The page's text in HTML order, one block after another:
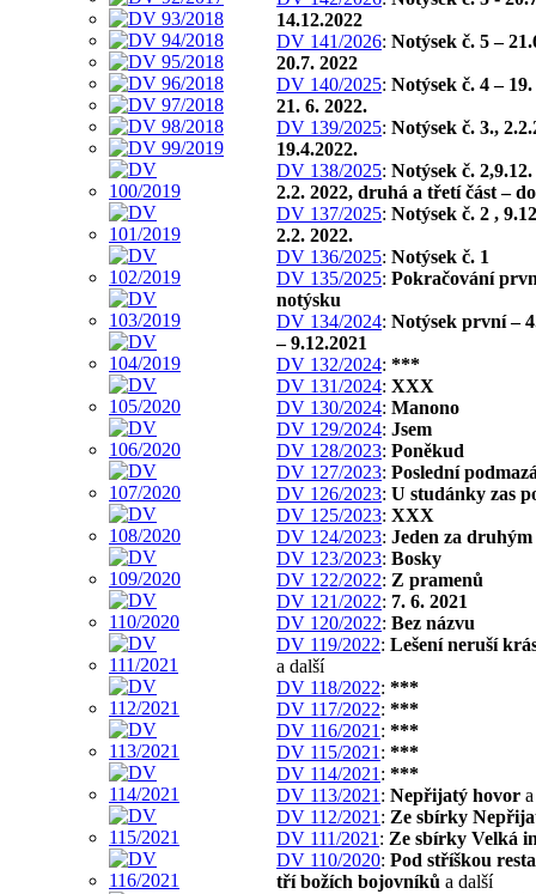
14.12.2022
DV 141/2026: Notýsek č. 5 –
20.7. 2022
DV 140/2025: Notýsek č. 4 –
21. 6. 2022.
DV 139/2025: Notýsek č. 3.,
19.4.2022.
DV 138/2025: Notýsek č. 2,9.12.
2.2. 2022, druhá a třetí část –
DV 137/2025: Notýsek č. 2 ,
2.2. 2022.
DV 136/2025: Notýsek č. 1
DV 135/2025: Pokračování
notýsku
DV 134/2024: Notýsek první –
– 9.12.2021
DV 132/2024: ***
DV 131/2024: XXX
DV 130/2024: Manono
DV 129/2024: Jsem
DV 128/2023: Poněkud
DV 127/2023: Poslední
DV 126/2023: U studánky zas
DV 125/2023: XXX
DV 124/2023: Jeden za druhým
DV 123/2023: Bosky
DV 122/2022: Z pramenů
DV 121/2022: 7. 6. 2021
DV 120/2022: Bez názvu
DV 119/2022: Lešení neruší
a další
DV 118/2022: ***
DV 117/2022: ***
DV 116/2021 : ***
DV 115/2021 : ***
DV 114/2021 : ***
DV 113/2021 : Nepřijatý hovor
DV 112/2021 : Ze sbírky
DV 111/2021 : Ze sbírky Velká
DV 110/2020: Pod stříškou
tří božích bojovníků a další